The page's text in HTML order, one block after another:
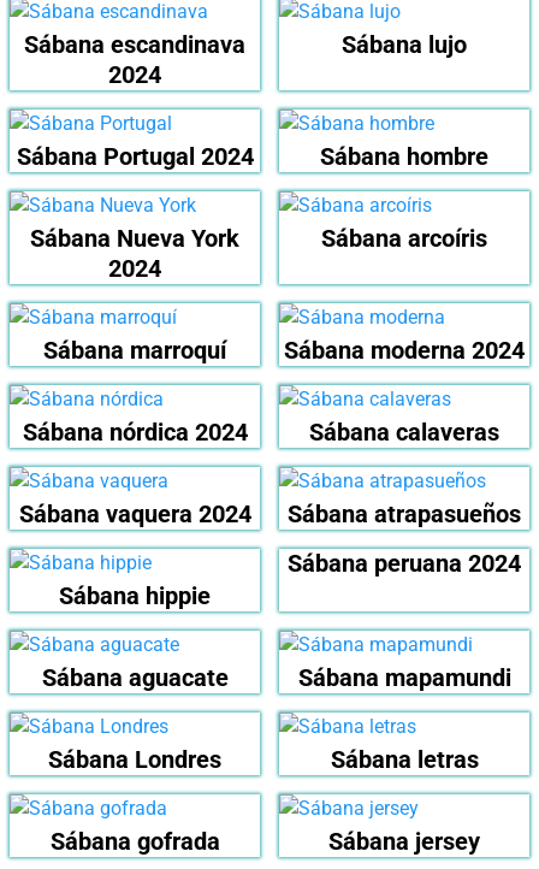
Sábana escandinava
2024
Sábana lujo
Sábana Portugal 2024 Sábana hombre
Sábana Nueva York
2024
Sábana arcoíris
Sábana marroquí Sábana moderna 2024
Sábana nórdica 2024 Sábana calaveras
Sábana vaquera 2024 Sábana atrapasueños
Sábana hippie
Sábana peruana 2024
Sábana aguacate Sábana mapamundi
Sábana Londres Sábana letras
Sábana gofrada Sábana jersey